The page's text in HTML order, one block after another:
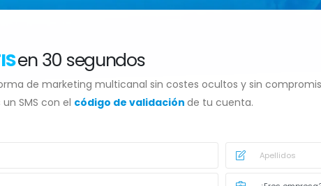
en 30 segundos
de marketing multicanal sin costes ocultos y sin
SMS con el código de validación de tu cuenta.